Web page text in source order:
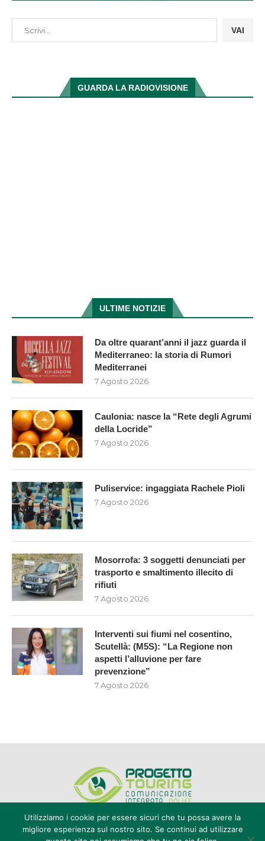
VAI
GUARDA LA RADIOVISIONE
ULTIME NOTIZIE
Da oltre quarant’anni il jazz guarda il
Mediterraneo: la storia di Rumori
Mediterranei
7 Agosto 2026
Caulonia: nasce la “Rete degli Agrumi
della Locride”
7 Agosto 2026
Puliservice: ingaggiata Rachele Pioli
7 Agosto 2026
Mosorrofa: 3 soggetti denunciati per
trasporto e smaltimento illecito di
rifiuti
7 Agosto 2026
Interventi sui fiumi nel cosentino,
Scutellà: (M5S): “La Regione non
aspetti l’alluvione per fare
prevenzione”
7 Agosto 2026
Utilizziamo i cookie per essere sicuri che tu possa avere la
migliore esperienza sul nostro sito. Se continui ad utilizzare